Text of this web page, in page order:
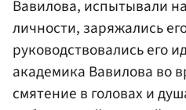
Вавилова, испытывали
личности, заряжались
руководствовались его
академика Вавилова во
смятение в головах и